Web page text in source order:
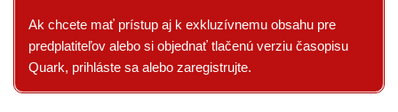
Ak chcete mať prístup aj k exkluzívnemu obsahu pre
predplatiteľov alebo si objednať tlačenú verziu časopisu
Quark, prihláste sa alebo zaregistrujte.